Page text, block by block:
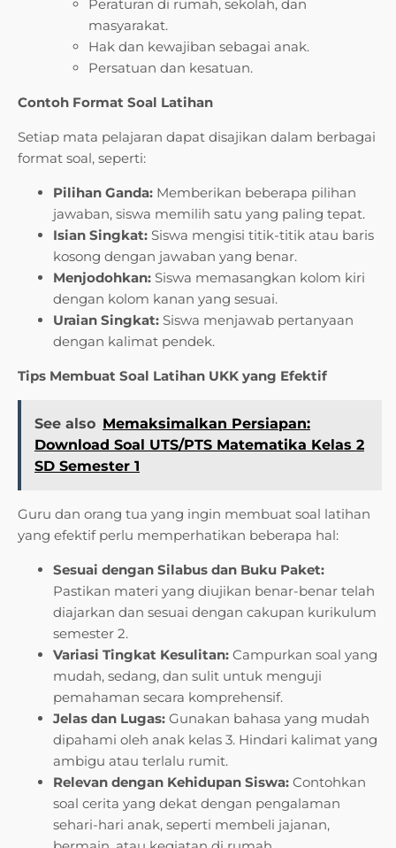
Peraturan di rumah, sekolah, dan
masyarakat.
Hak dan kewajiban sebagai anak.
Persatuan dan kesatuan.
Contoh Format Soal Latihan
Setiap mata pelajaran dapat disajikan dalam berbagai
format soal, seperti:
Pilihan Ganda: Memberikan beberapa pilihan
jawaban, siswa memilih satu yang paling tepat.
Isian Singkat: Siswa mengisi titik-titik atau baris
kosong dengan jawaban yang benar.
Menjodohkan: Siswa memasangkan kolom kiri
dengan kolom kanan yang sesuai.
Uraian Singkat: Siswa menjawab pertanyaan
dengan kalimat pendek.
Tips Membuat Soal Latihan UKK yang Efektif
See also Memaksimalkan Persiapan:
Download Soal UTS/PTS Matematika Kelas 2
SD Semester 1
Guru dan orang tua yang ingin membuat soal latihan
yang efektif perlu memperhatikan beberapa hal:
Sesuai dengan Silabus dan Buku Paket:
Pastikan materi yang diujikan benar-benar telah
diajarkan dan sesuai dengan cakupan kurikulum
semester 2.
Variasi Tingkat Kesulitan: Campurkan soal yang
mudah, sedang, dan sulit untuk menguji
pemahaman secara komprehensif.
Jelas dan Lugas: Gunakan bahasa yang mudah
dipahami oleh anak kelas 3. Hindari kalimat yang
ambigu atau terlalu rumit.
Relevan dengan Kehidupan Siswa: Contohkan
soal cerita yang dekat dengan pengalaman
sehari-hari anak, seperti membeli jajanan,